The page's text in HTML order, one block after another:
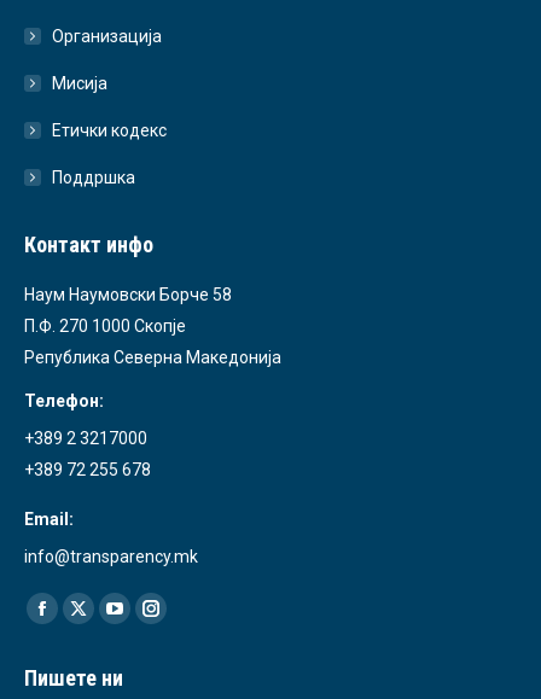
Организација
Мисија
Етички кодекс
Поддршка
Контакт инфо
Наум Наумовски Борче 58
П.Ф. 270 1000 Скопје
Република Северна Македонија
Телефон:
+389 2 3217000
+389 72 255 678
Email:
info@transparency.mk
Find us on:
Facebook
opens
X
opens
YouTube
opens
Instagram
Пишете ни